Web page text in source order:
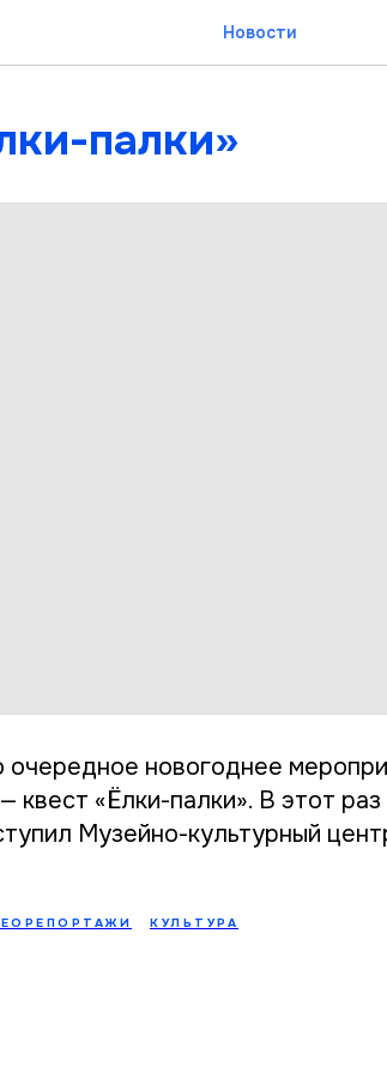
Новости
палки»
новогоднее
квест «Ёлки-палки». В этот
Музейно-культурный
КУЛЬТУРА